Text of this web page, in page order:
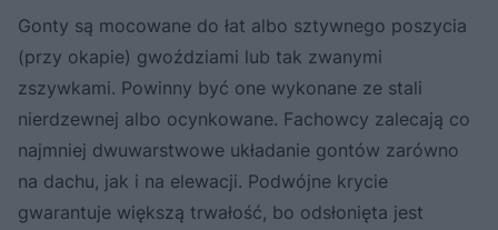
Gonty są mocowane do łat albo sztywnego poszycia
(przy okapie) gwoździami lub tak zwanymi
zszywkami. Powinny być one wykonane ze stali
nierdzewnej albo ocynkowane. Fachowcy zalecają co
najmniej dwuwarstwowe układanie gontów zarówno
na dachu, jak i na elewacji. Podwójne krycie
gwarantuje większą trwałość, bo odsłonięta jest